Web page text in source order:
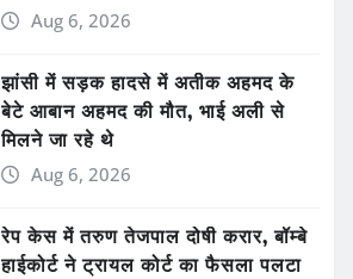
Aug 6, 2026
झांसी में सड़क हादसे में अतीक अहमद के
बेटे आबान अहमद की मौत, भाई अली से
मिलने जा रहे थे
Aug 6, 2026
रेप केस में तरुण तेजपाल दोषी करार, बॉम्बे
हाईकोर्ट ने ट्रायल कोर्ट का फैसला पलटा